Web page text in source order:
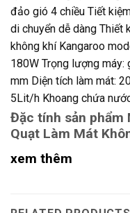
đảo gió 4 chiều Tiết
di chuyển dễ dàng Thiết
không khí Kangaroo
180W Trọng lượng
mm Diện tích làm mát:
5Lit/h Khoang chứa
Đặc tính sản phẩm
Quạt Làm Mát
xem thêm